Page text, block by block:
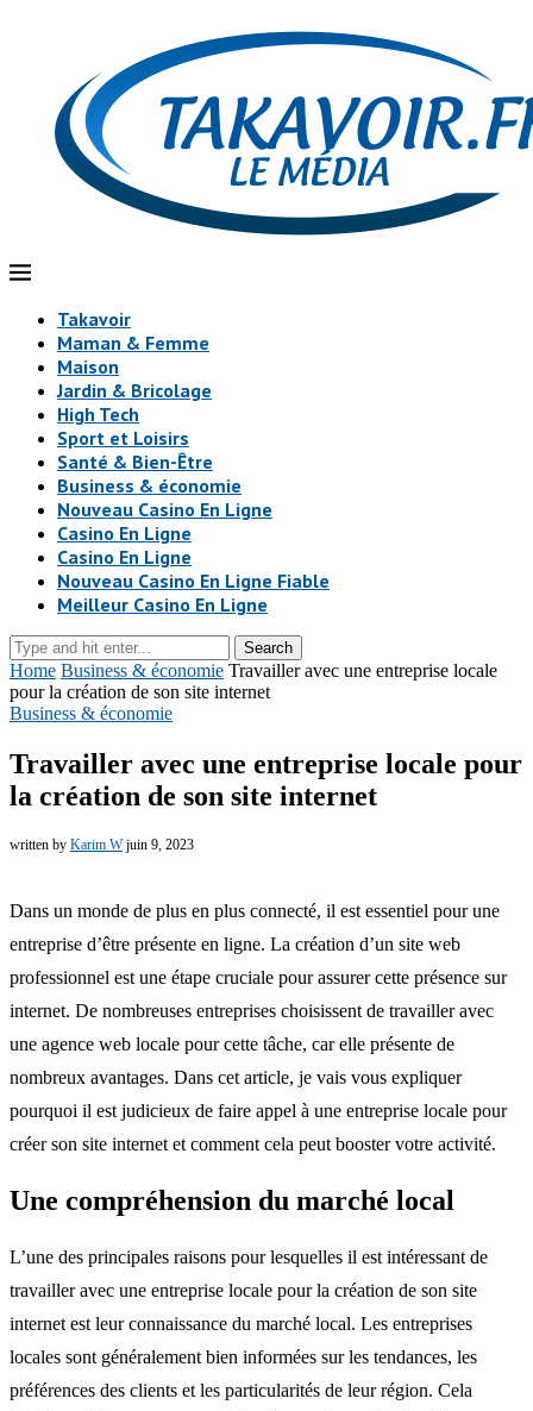
Takavoir
Maman & Femme
Maison
Jardin & Bricolage
High Tech
Sport et Loisirs
Santé & Bien-Être
Business & économie
Nouveau Casino En Ligne
Casino En Ligne
Casino En Ligne
Nouveau Casino En Ligne Fiable
Meilleur Casino En Ligne
Search
Home Business & économie Travailler avec une entreprise locale
pour la création de son site internet
Business & économie
Travailler avec une entreprise locale pour
la création de son site internet
written by Karim W juin 9, 2023
Dans un monde de plus en plus connecté, il est essentiel pour une
entreprise d’être présente en ligne. La création d’un site web
professionnel est une étape cruciale pour assurer cette présence sur
internet. De nombreuses entreprises choisissent de travailler avec
une agence web locale pour cette tâche, car elle présente de
nombreux avantages. Dans cet article, je vais vous expliquer
pourquoi il est judicieux de faire appel à une entreprise locale pour
créer son site internet et comment cela peut booster votre activité.
Une compréhension du marché local
L’une des principales raisons pour lesquelles il est intéressant de
travailler avec une entreprise locale pour la création de son site
internet est leur connaissance du marché local. Les entreprises
locales sont généralement bien informées sur les tendances, les
préférences des clients et les particularités de leur région. Cela